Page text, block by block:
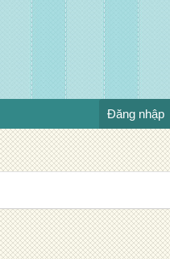
Đăng nhập